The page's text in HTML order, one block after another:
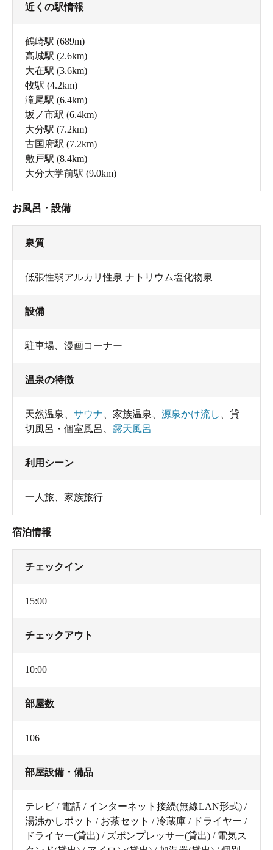
近くの駅情報
鶴崎駅 (689m)
高城駅 (2.6km)
大在駅 (3.6km)
牧駅 (4.2km)
滝尾駅 (6.4km)
坂ノ市駅 (6.4km)
大分駅 (7.2km)
古国府駅 (7.2km)
敷戸駅 (8.4km)
大分大学前駅 (9.0km)
お風呂・設備
泉質
低張性弱アルカリ性泉 ナトリウム塩化物泉
設備
駐車場 漫画コーナー
温泉の特徴
天然温泉 サウナ 家族温泉 源泉かけ流し
貸
切風呂・個室風呂
露天風呂
利用シーン
一人旅 家族旅行
宿泊情報
チェックイン
15:00
チェックアウト
10:00
部屋数
106
部屋設備・備品
テレビ / 電話 / インターネット接続(無線LAN形式) /
湯沸かしポット / お茶セット / 冷蔵庫 / ドライヤー /
ドライヤー(貸出) / ズボンプレッサー(貸出) / 電気ス